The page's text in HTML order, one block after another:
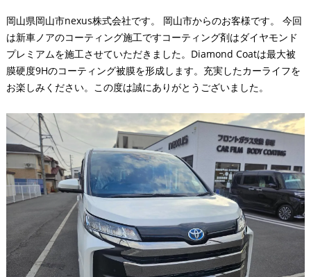
岡山県岡山市nexus株式会社です。 岡山市からのお客様です。 今回
は新車ノアのコーティング施工ですコーティング剤はダイヤモンド
プレミアムを施工させていただきました。Diamond Coatは最大被
膜硬度9Hのコーティング被膜を形成します。充実したカーライフを
お楽しみください。この度は誠にありがとうございました。